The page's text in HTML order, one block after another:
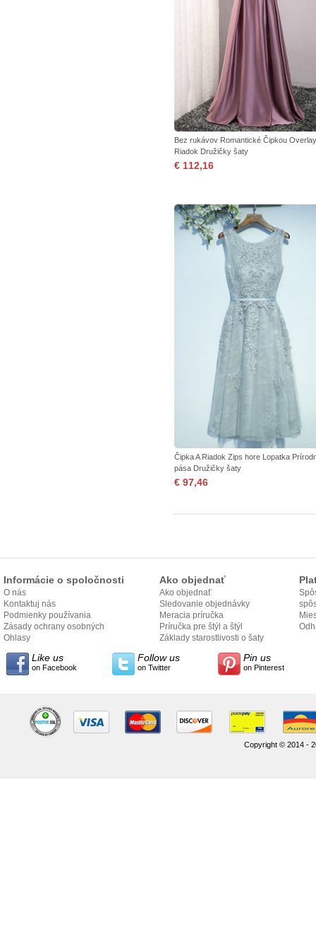
Bez rukávov Romantické Čipkou
Riadok Družičky šaty
€ 112,16
Čipka A Riadok Zips hore Lopatka
pása Družičky šaty
€ 97,46
Informácie o spoločnosti
O nás
Kontaktuj nás
Podmienky používania
Zásady ochrany osobných
údajov
Ohlasy
Ako objednať
Ako objednať
Sledovanie objednávky
Meracia príručka
Príručka pre štýl a štýl
Základy starostlivosti o šaty
Like us
on Facebook
Follow us
on Twitter
Pin us
on Pinterest
Copyright © 2014 -